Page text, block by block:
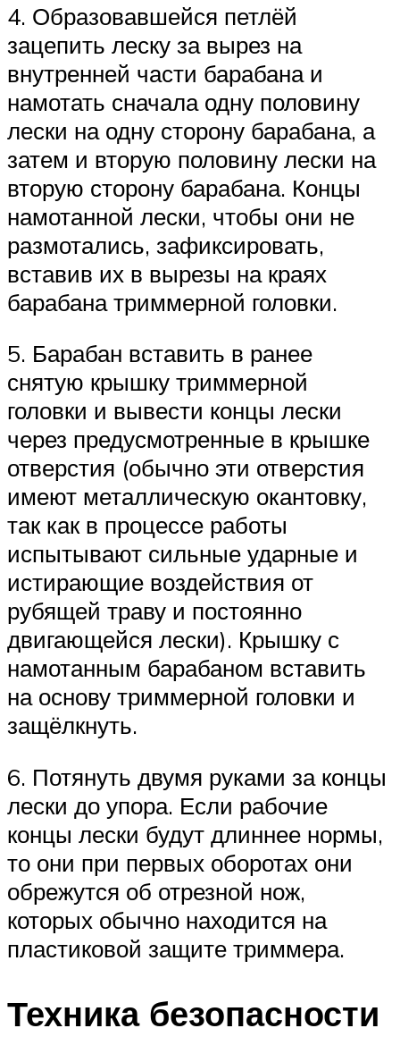
4. Образовавшейся петлёй
зацепить леску за вырез на
внутренней части барабана и
намотать сначала одну половину
лески на одну сторону барабана, а
затем и вторую половину лески на
вторую сторону барабана. Концы
намотанной лески, чтобы они не
размотались, зафиксировать,
вставив их в вырезы на краях
барабана триммерной головки.
5. Барабан вставить в ранее
снятую крышку триммерной
головки и вывести концы лески
через предусмотренные в крышке
отверстия (обычно эти отверстия
имеют металлическую окантовку,
так как в процессе работы
испытывают сильные ударные и
истирающие воздействия от
рубящей траву и постоянно
двигающейся лески). Крышку с
намотанным барабаном вставить
на основу триммерной головки и
защёлкнуть.
6. Потянуть двумя руками за концы
лески до упора. Если рабочие
концы лески будут длиннее нормы,
то они при первых оборотах они
обрежутся об отрезной нож,
которых обычно находится на
пластиковой защите триммера.
Техника безопасности